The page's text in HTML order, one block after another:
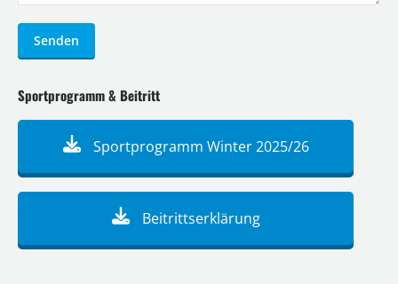
Senden
Sportprogramm & Beitritt
Sportprogramm Winter 2025/26
Beitrittserklärung